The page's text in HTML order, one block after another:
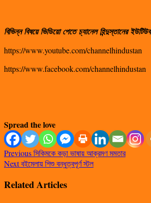
বিভিন্ন বিষয়ে ভিডিয়ো পেতে চ্যানেল হিন্দুস্তানের ইউটিউব
https://www.youtube.com/channelhindustan
https://www.facebook.com/channelhindustan
Spread the love
Previousসিকিমকে কড়া ভাষায় আক্রমণ মমতার
Nextবইমেলায় শিশু বন্ধুত্বপূর্ণ স্টল
Related Articles